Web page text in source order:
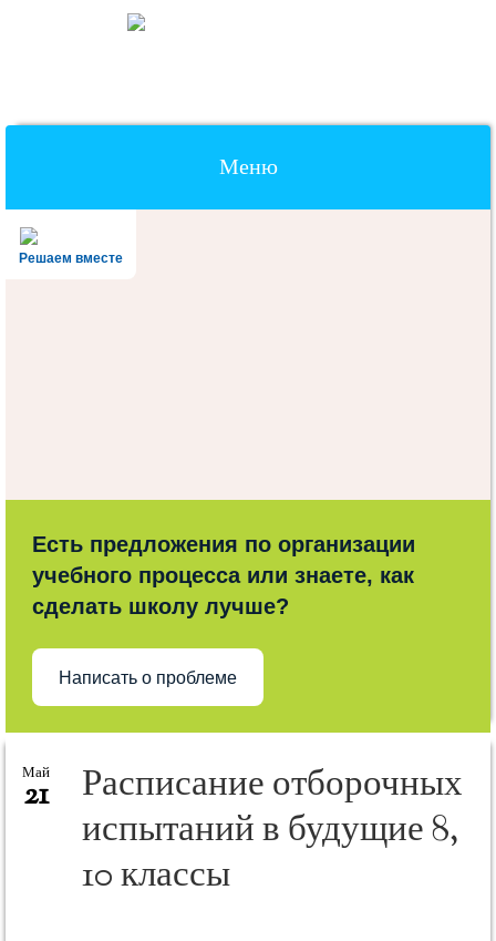
Меню
Наверх
Решаем вместе
Есть предложения по организации
учебного процесса или знаете, как
сделать школу лучше?
Написать о проблеме
Расписание отборочных
испытаний в будущие 8,
10 классы
Май
21